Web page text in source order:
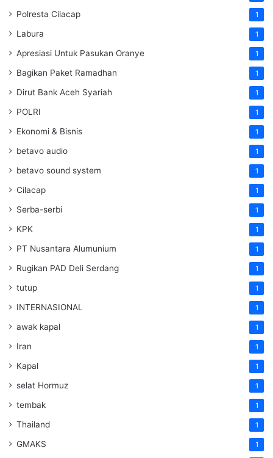
Polresta Cilacap 1
Labura 1
Apresiasi Untuk Pasukan Oranye 1
Bagikan Paket Ramadhan 1
Dirut Bank Aceh Syariah 1
POLRI 1
Ekonomi & Bisnis 1
betavo audio 1
betavo sound system 1
Cilacap 1
Serba-serbi 1
KPK 1
PT Nusantara Alumunium 1
Rugikan PAD Deli Serdang 1
tutup 1
INTERNASIONAL 1
awak kapal 1
Iran 1
Kapal 1
selat Hormuz 1
tembak 1
Thailand 1
GMAKS 1